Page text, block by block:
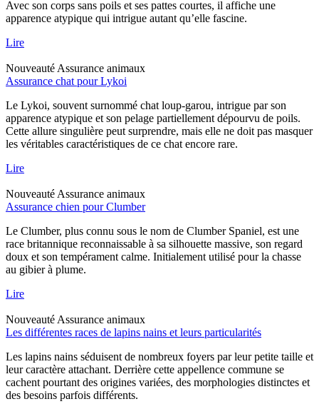
Avec son corps sans poils et ses pattes courtes, il affiche une
apparence atypique qui intrigue autant qu’elle fascine.
Lire
Nouveauté Assurance animaux
Assurance chat pour Lykoi
Le Lykoi, souvent surnommé chat loup-garou, intrigue par son
apparence atypique et son pelage partiellement dépourvu de poils.
Cette allure singulière peut surprendre, mais elle ne doit pas masquer
les véritables caractéristiques de ce chat encore rare.
Lire
Nouveauté Assurance animaux
Assurance chien pour Clumber
Le Clumber, plus connu sous le nom de Clumber Spaniel, est une
race britannique reconnaissable à sa silhouette massive, son regard
doux et son tempérament calme. Initialement utilisé pour la chasse
au gibier à plume.
Lire
Nouveauté Assurance animaux
Les différentes races de lapins nains et leurs particularités
Les lapins nains séduisent de nombreux foyers par leur petite taille et
leur caractère attachant. Derrière cette appellence commune se
cachent pourtant des origines variées, des morphologies distinctes et
des besoins parfois différents.